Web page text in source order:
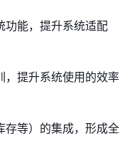
功能，提升系统适配
，提升系统使用的效率
存等）的集成，形成全